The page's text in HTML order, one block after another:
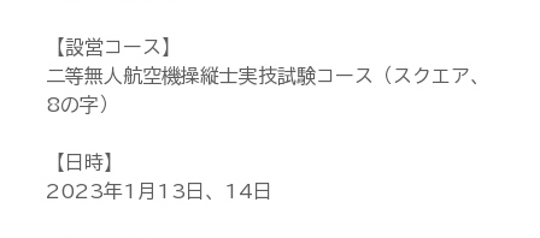
【設営コース】
二等無人航空機操縦士実技試験コース（スクエア、
8の字）
【日時】
2023年1月13日、14日